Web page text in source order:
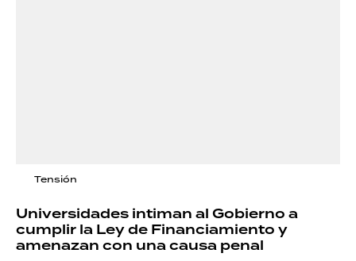
Tensión
Universidades intiman al Gobierno a
cumplir la Ley de Financiamiento y
amenazan con una causa penal